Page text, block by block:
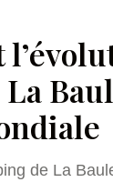
de La